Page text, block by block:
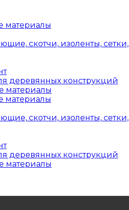
материалы
скотчи, изоленты, сетки,
деревянных конструкций
материалы
материалы
скотчи, изоленты, сетки,
деревянных конструкций
материалы